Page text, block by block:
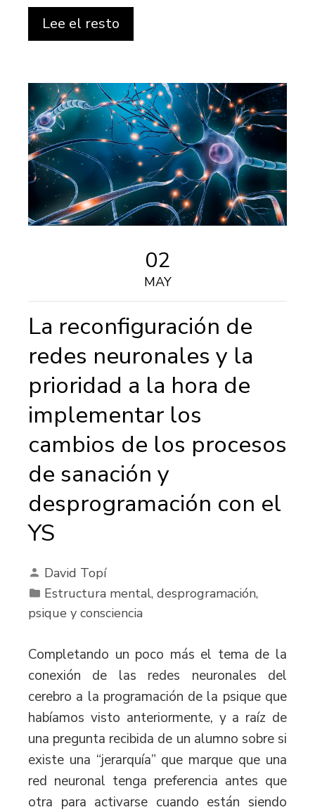
Lee el resto
02
MAY
La reconfiguración de
redes neuronales y la
prioridad a la hora de
implementar los
cambios de los procesos
de sanación y
desprogramación con el
YS
David Topí
Estructura mental, desprogramación,
psique y consciencia
Completando un poco más el tema de la
conexión de las redes neuronales del
cerebro a la programación de la psique que
habíamos visto anteriormente, y a raíz de
una pregunta recibida de un alumno sobre si
existe una “jerarquía” que marque que una
red neuronal tenga preferencia antes que
otra para activarse cuando están siendo